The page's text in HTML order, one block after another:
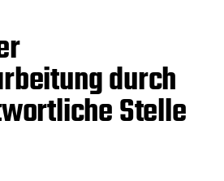
durch
Stelle